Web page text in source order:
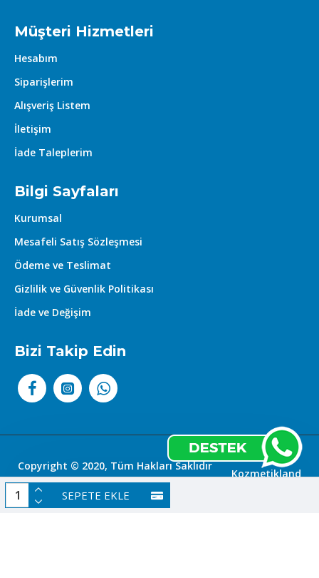
SEPETE EKLE
Müşteri Hizmetleri
Hesabım
Siparişlerim
Alışveriş Listem
İletişim
İade Taleplerim
Bilgi Sayfaları
Kurumsal
Mesafeli Satış Sözleşmesi
Ödeme ve Teslimat
Gizlilik ve Güvenlik Politikası
İade ve Değişim
Bizi Takip Edin
Copyright © 2020, Tüm Hakları Saklıdır
|
Kozmetikland